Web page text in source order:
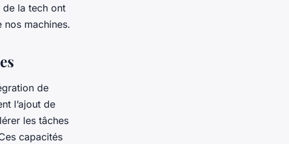
de la tech ont
nos machines.
de
l’ajout de
les tâches
capacités